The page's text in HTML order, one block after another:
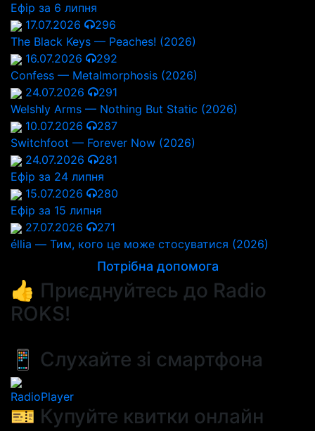
Ефір за 6 липня
17.07.2026
296
The Black Keys — Peaches! (2026)
16.07.2026
292
Confess — Metalmorphosis (2026)
24.07.2026
291
Welshly Arms — Nothing But Static (2026)
10.07.2026
287
Switchfoot — Forever Now (2026)
24.07.2026
281
Ефір за 24 липня
15.07.2026
280
Ефір за 15 липня
27.07.2026
271
éllia — Тим, кого це може стосуватися (2026)
Потрібна допомога
👍 Приєднуйтесь до Radio
ROKS!
📱 Слухайте зі смартфона
RadioPlayer
🎫 Купуйте квитки онлайн